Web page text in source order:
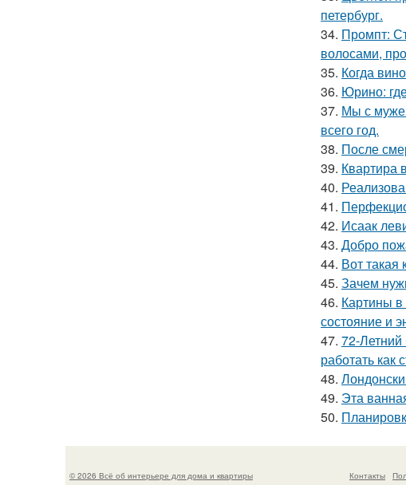
петербург.
34. Промпт:
волосами,
35. Когда
36. Юрино:
37. Мы с
всего год.
38. После
39. Квартира
40.
41.
42. Исаак
43. Добро
44. Вот такая
45. Зачем
46. Картины
состояние и
47. 72-
работать как
48.
49. Эта
50.
© 2026 Всё об интерьере для дома и квартиры Контакты